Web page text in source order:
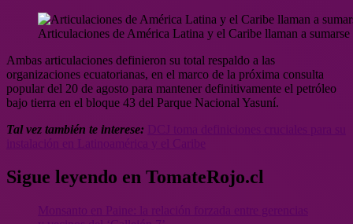
Articulaciones de América Latina y el Caribe llaman a
Ambas articulaciones definieron su total respaldo a las
organizaciones ecuatorianas, en el marco de la próxima consulta
popular del 20 de agosto para mantener definitivamente el petróleo
bajo tierra en el bloque 43 del Parque Nacional Yasuní.
Tal vez también te interese:
Sigue leyendo en TomateRojo.cl